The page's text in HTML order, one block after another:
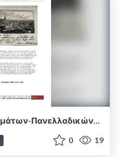
ΑΕΠΠ-Απαντήσεις-Θεμάτων-Πανελλαδικών-Εξετάσεων-2015.pdf
0 19